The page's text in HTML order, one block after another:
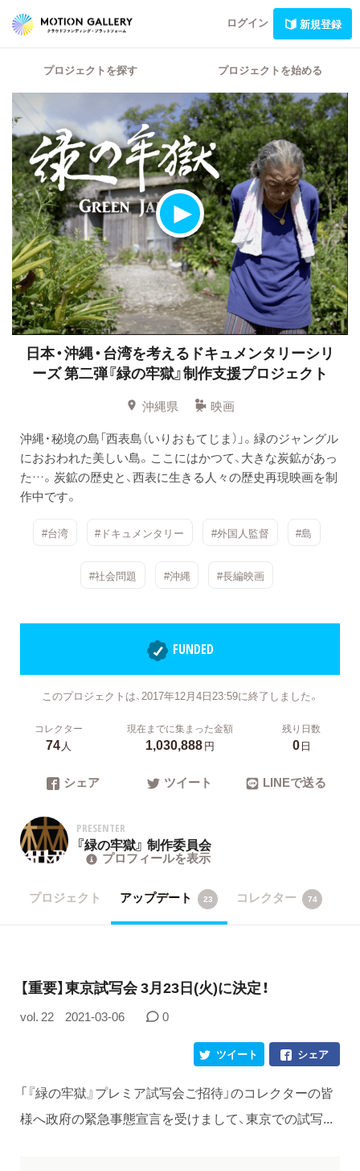
ログイン 新規登録
プロジェクトを探す プロジェクトを始める
日本・沖縄・台湾を考えるドキュメンタリーシリ
ーズ第二弾『緑の牢獄』制作支援プロジェクト
沖縄県
映画
沖縄・秘境の島「西表島（いりおもてじま）」。緑のジャングル
におおわれた美しい島。ここにはかつて、大きな炭鉱があっ
た…。炭鉱の歴史と、西表に生きる人々の歴史再現映画を制
作中です。
#台湾 #ドキュメンタリー #外国人監督 #島
#社会問題 #沖縄 #長編映画
FUNDED
このプロジェクトは、2017年12月4日23:59に終了しました。
コレクター
74人
現在までに集まった金額
1,030,888円
残り日数
0日
シェア ツイート LINEで送る
PRESENTER
『緑の牢獄』 制作委員会
プロフィールを表示
プロジェクト アップデート 23 コレクター 74
【重要】東京試写会 3月23日(火)に決定！
vol. 22 2021-03-06 0
シェア
ツイート
「『緑の牢獄』プレミア試写会ご招待」のコレクターの皆
様へ政府の緊急事態宣言を受けまして、東京での試写...